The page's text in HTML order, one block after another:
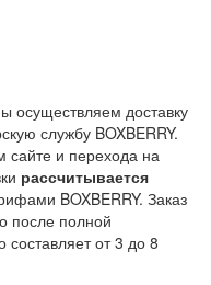
осуществляем доставку
службу BOXBERRY.
и перехода на
рассчитывается
BOXBERRY. Заказ
после полной
от 3 до 8